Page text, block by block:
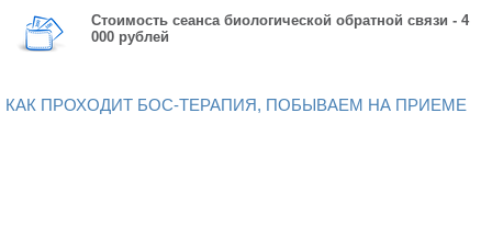
Стоимость сеанса биологической обратной связи - 4
000 рублей
КАК ПРОХОДИТ БОС-ТЕРАПИЯ, ПОБЫВАЕМ НА ПРИЕМЕ